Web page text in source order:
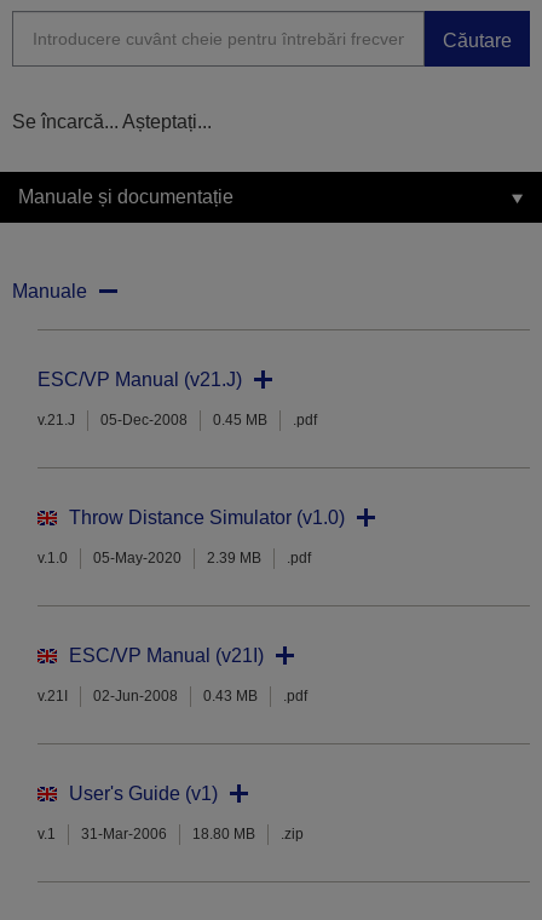
Căutare
Se încarcă... Așteptați...
Manuale și documentație
Manuale
ESC/VP Manual (v21.J)
v.21.J 05-Dec-2008 0.45 MB .pdf
Throw Distance Simulator (v1.0)
v.1.0 05-May-2020 2.39 MB .pdf
ESC/VP Manual (v21I)
v.21I 02-Jun-2008 0.43 MB .pdf
User's Guide (v1)
v.1 31-Mar-2006 18.80 MB .zip